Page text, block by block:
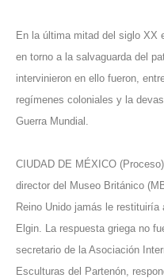
En la última mitad del siglo XX
en torno a la salvaguarda del
intervinieron en ello fueron,
regímenes coloniales y la
Guerra Mundial.
CIUDAD DE MÉXICO
director del Museo Británico
Reino Unido jamás le
Elgin. La respuesta griega no
secretario de la Asociación
Esculturas del Partenón,